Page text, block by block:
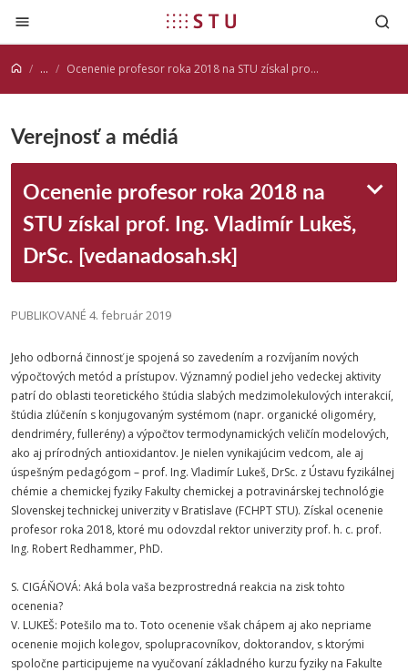
Prejsť na obsah
... Ocenenie profesor roka 2018 na STU získal prof. Ing. Vladimír Lukeš, DrSc. [vedanadosah.sk]
Verejnosť a médiá
Ocenenie profesor roka 2018 na
STU získal prof. Ing. Vladimír Lukeš,
DrSc. [vedanadosah.sk]
PUBLIKOVANÉ 4. február 2019
Jeho odborná činnosť je spojená so zavedením a rozvíjaním nových
výpočtových metód a prístupov. Významný podiel jeho vedeckej aktivity
patrí do oblasti teoretického štúdia slabých medzimolekulových interakcií,
štúdia zlúčenín s konjugovaným systémom (napr. organické oligoméry,
dendriméry, fullerény) a výpočtov termodynamických veličín modelových,
ako aj prírodných antioxidantov. Je nielen vynikajúcim vedcom, ale aj
úspešným pedagógom – prof. Ing. Vladimír Lukeš, DrSc. z Ústavu fyzikálnej
chémie a chemickej fyziky Fakulty chemickej a potravinárskej technológie
Slovenskej technickej univerzity v Bratislave (FCHPT STU). Získal ocenenie
profesor roka 2018, ktoré mu odovzdal rektor univerzity prof. h. c. prof.
Ing. Robert Redhammer, PhD.
S. CIGÁŇOVÁ: Aká bola vaša bezprostredná reakcia na zisk tohto
ocenenia?
V. LUKEŠ: Potešilo ma to. Toto ocenenie však chápem aj ako nepriame
ocenenie mojich kolegov, spolupracovníkov, doktorandov, s ktorými
spoločne participujeme na vyučovaní základného kurzu fyziky na Fakulte